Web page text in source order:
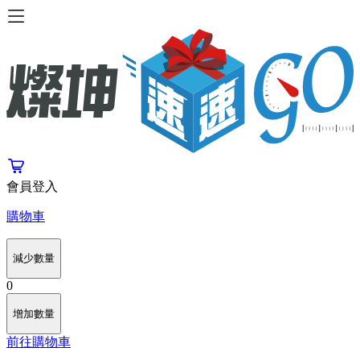
會員登入
購物車
減少數量
0
增加數量
前往購物車